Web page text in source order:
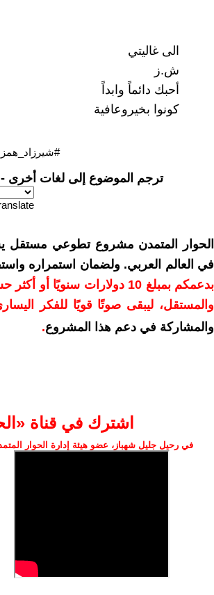
الى غاليتي
ش.ز
أحبك دائماً وابداً
كونوا بخيروعافية
ترجم الموضوع إلى لغات أخرى -
الحوار المتمدن مشروع تطوعي مستقل
في العالم العربي. ولضمان استمراره
بدعمكم بمبلغ 10 دولارات
والمستقل، ليبقى صوتًا قويًا للفكر
والمشاركة في دعم هذا المشروع.
اشترك في قناة
في رحيل جليل شهباز، عضو هيئة إدارة الحوار